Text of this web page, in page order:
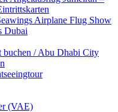
Airplane Flug Show
Dubai
buchen / Abu Dhabi City
(VAE)